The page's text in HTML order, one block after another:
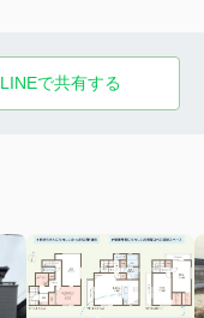
LINEで共有する